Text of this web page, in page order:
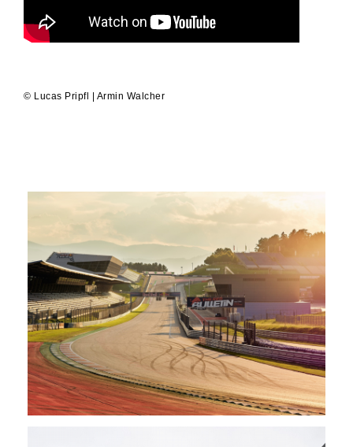
© Lucas Pripfl | Armin Walcher